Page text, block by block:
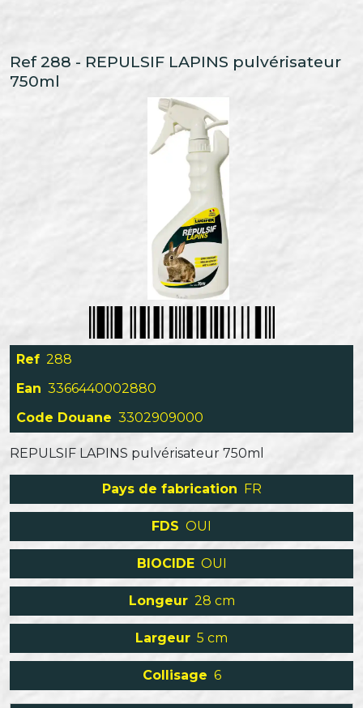
Ref 288 - REPULSIF LAPINS pulvérisateur
750ml
Ref 288
Ean 3366440002880
Code Douane 3302909000
REPULSIF LAPINS pulvérisateur 750ml
Pays de fabrication FR
FDS OUI
BIOCIDE OUI
Longeur 28 cm
Largeur 5 cm
Collisage 6